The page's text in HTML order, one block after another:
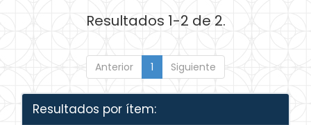
Resultados 1-2 de 2.
Anterior 1 Siguiente
Resultados por ítem: